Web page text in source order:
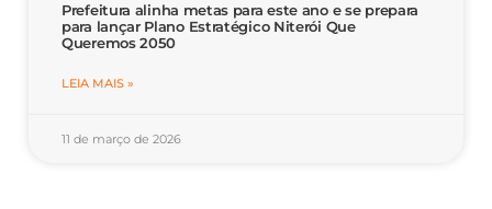
Prefeitura alinha metas para este ano e se prepara
para lançar Plano Estratégico Niterói Que
Queremos 2050
LEIA MAIS »
11 de março de 2026